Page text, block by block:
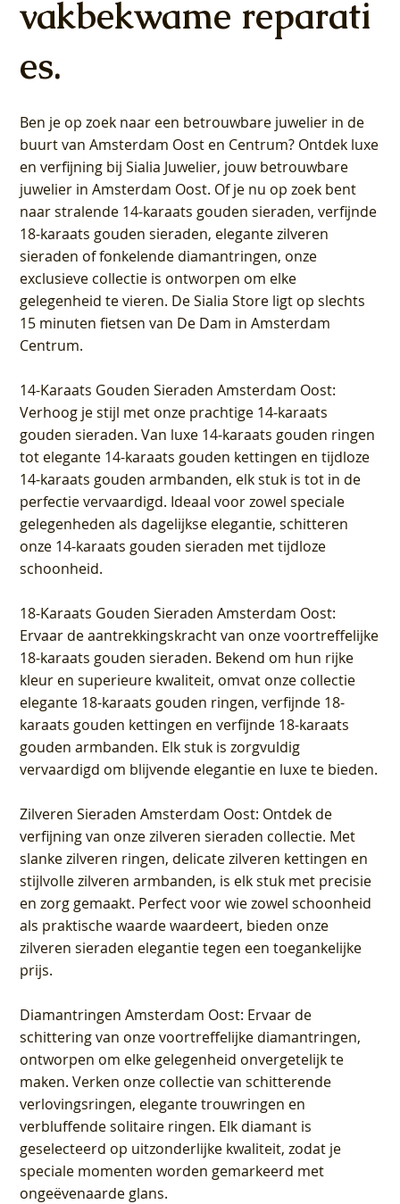
vakbekwame reparati
es.
Ben je op zoek naar een betrouwbare juwelier in de
buurt van Amsterdam Oost en Centrum? Ontdek luxe
en verfijning bij Sialia Juwelier, jouw betrouwbare
juwelier in Amsterdam Oost. Of je nu op zoek bent
naar stralende 14-karaats gouden sieraden, verfijnde
18-karaats gouden sieraden, elegante zilveren
sieraden of fonkelende diamantringen, onze
exclusieve collectie is ontworpen om elke
gelegenheid te vieren. De Sialia Store ligt op slechts
15 minuten fietsen van De Dam in Amsterdam
Centrum.
14-Karaats Gouden Sieraden Amsterdam Oost:
Verhoog je stijl met onze prachtige 14-karaats
gouden sieraden. Van luxe 14-karaats gouden ringen
tot elegante 14-karaats gouden kettingen en tijdloze
14-karaats gouden armbanden, elk stuk is tot in de
perfectie vervaardigd. Ideaal voor zowel speciale
gelegenheden als dagelijkse elegantie, schitteren
onze 14-karaats gouden sieraden met tijdloze
schoonheid.
18-Karaats Gouden Sieraden Amsterdam Oost:
Ervaar de aantrekkingskracht van onze voortreffelijke
18-karaats gouden sieraden. Bekend om hun rijke
kleur en superieure kwaliteit, omvat onze collectie
elegante 18-karaats gouden ringen, verfijnde 18-
karaats gouden kettingen en verfijnde 18-karaats
gouden armbanden. Elk stuk is zorgvuldig
vervaardigd om blijvende elegantie en luxe te bieden.
Zilveren Sieraden Amsterdam Oost: Ontdek de
verfijning van onze zilveren sieraden collectie. Met
slanke zilveren ringen, delicate zilveren kettingen en
stijlvolle zilveren armbanden, is elk stuk met precisie
en zorg gemaakt. Perfect voor wie zowel schoonheid
als praktische waarde waardeert, bieden onze
zilveren sieraden elegantie tegen een toegankelijke
prijs.
Diamantringen Amsterdam Oost: Ervaar de
schittering van onze voortreffelijke diamantringen,
ontworpen om elke gelegenheid onvergetelijk te
maken. Verken onze collectie van schitterende
verlovingsringen, elegante trouwringen en
verbluffende solitaire ringen. Elk diamant is
geselecteerd op uitzonderlijke kwaliteit, zodat je
speciale momenten worden gemarkeerd met
ongeëvenaarde glans.